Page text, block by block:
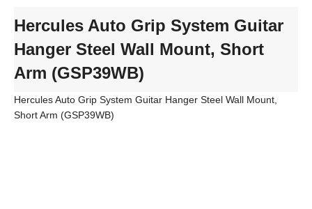
Hercules Auto Grip System Guitar
Hanger Steel Wall Mount, Short
Arm (GSP39WB)
Hercules Auto Grip System Guitar Hanger Steel Wall Mount,
Short Arm (GSP39WB)